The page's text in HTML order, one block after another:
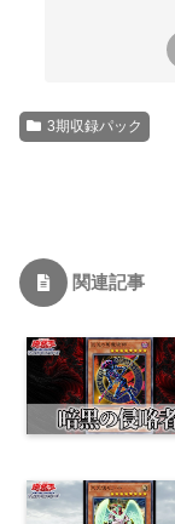
3期収録パック
関連記事